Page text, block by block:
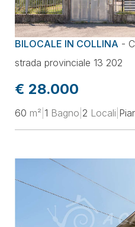
BILOCALE IN COLLINA -
strada provinciale 13 202
€ 28.000
60 m² 1 Bagno 2 Locali